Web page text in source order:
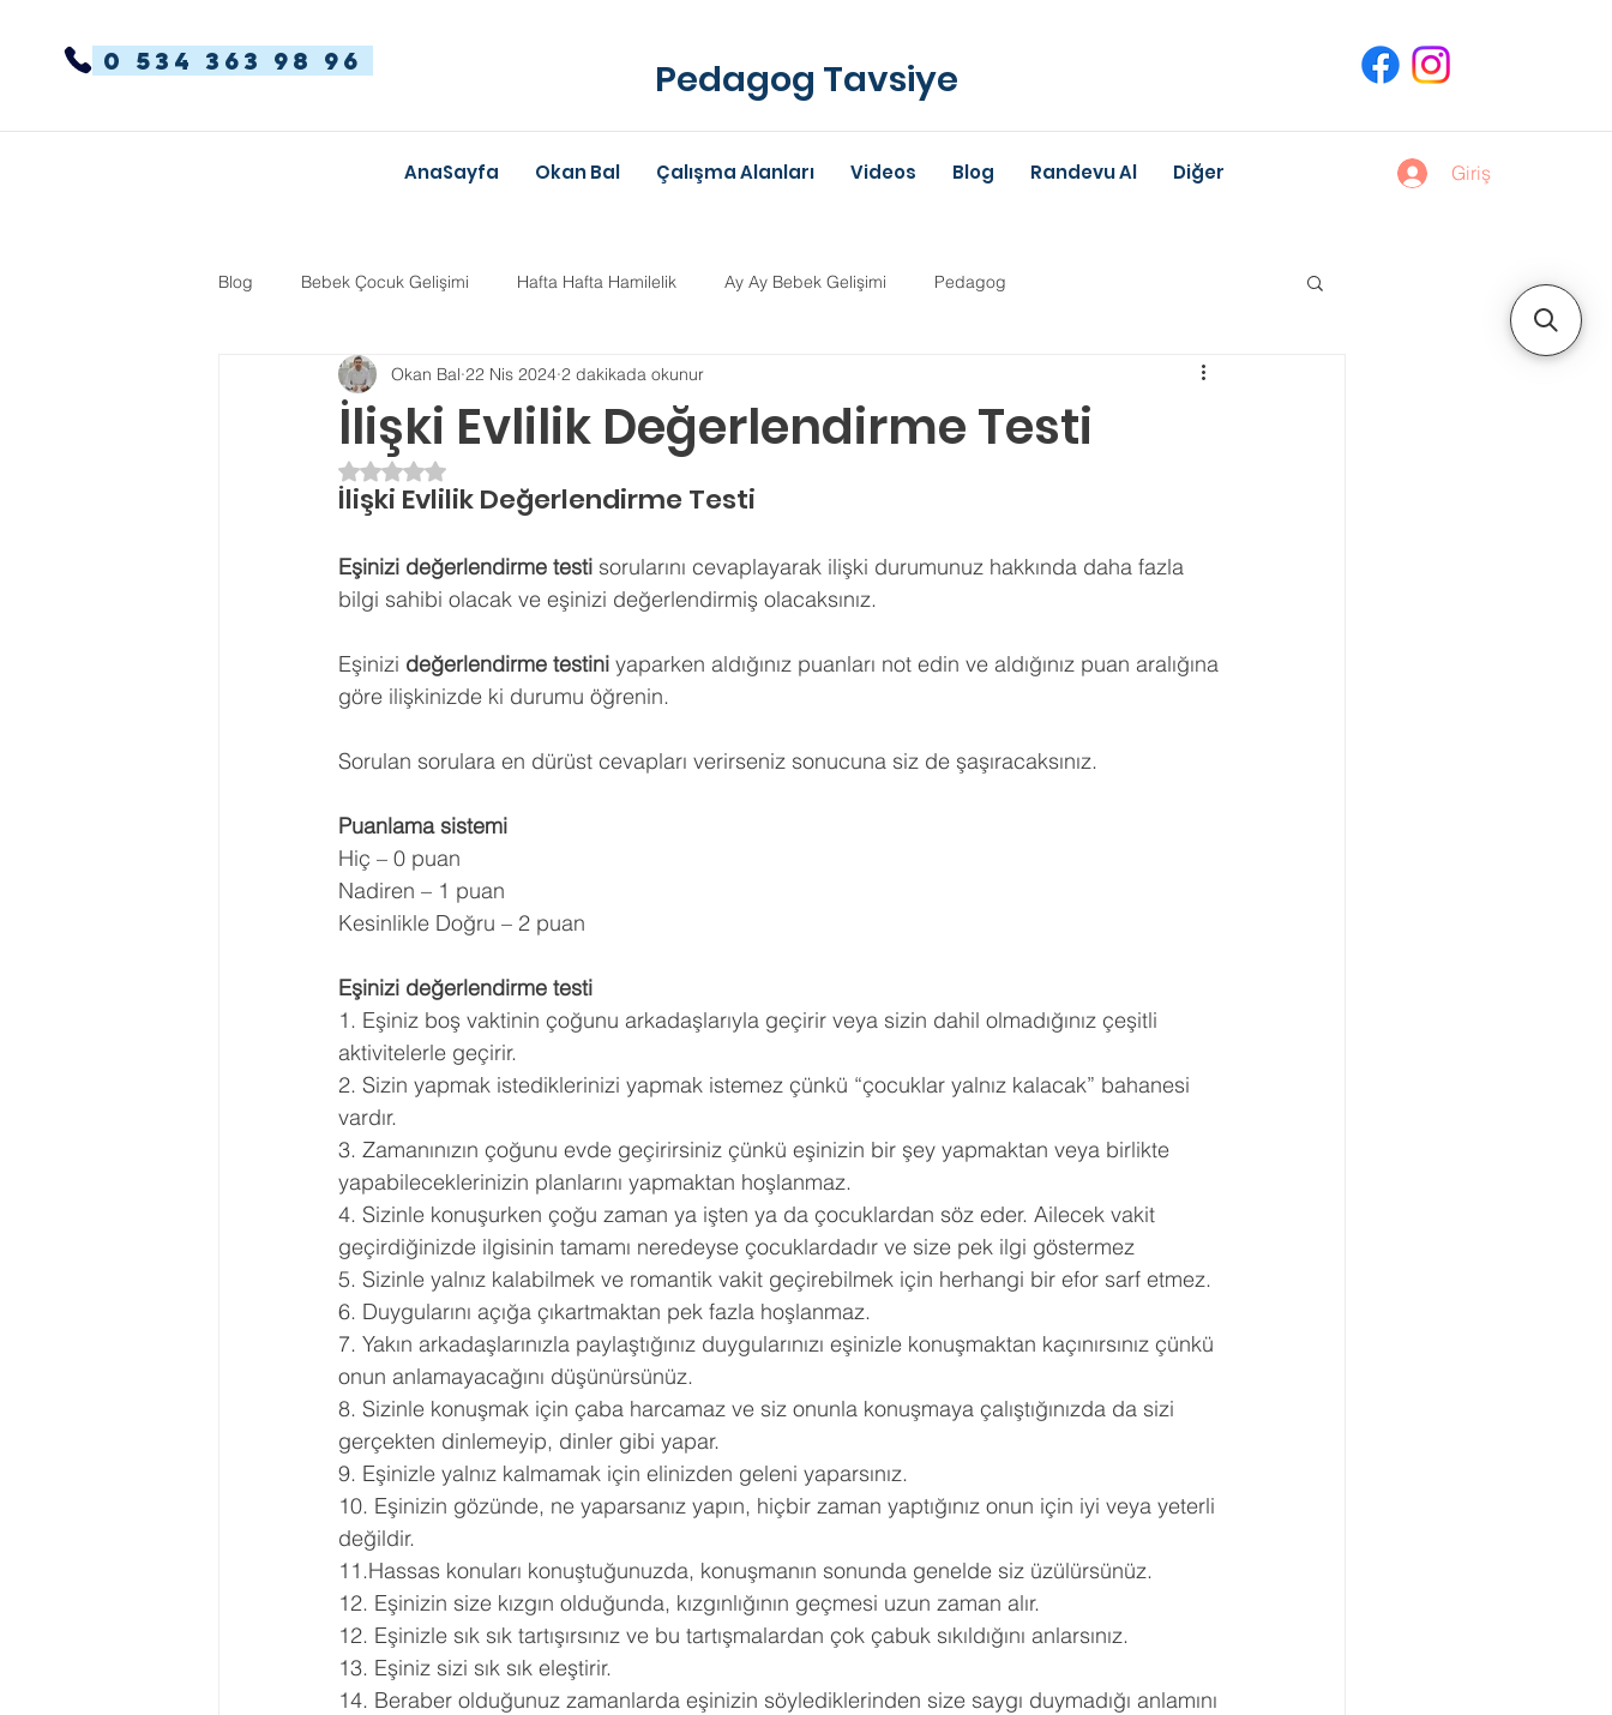
0 534 363 98 96 Pedagog Tavsiye
AnaSayfa Okan Bal Çalışma Alanları Videos Blog Randevu Al Diğer Giriş
Blog Bebek Çocuk Gelişimi Hafta Hafta Hamilelik Ay Ay Bebek Gelişimi Pedagog
Dikkat Dağınıklığı Hiperaktivite Anne-Baba Eğitimi
Kekemelik TYT-AYT
Ergenlik Danışmanlığı PDR Rehberlik Psikoloji Tercih Danışmanı Öğrenci Koçluğu Boşanma Danışmanlığı
Evlilik Terapisi
İlişki Evlilik Değerlendirme Testi
Okan Bal 22 Nis 2024 2 dakikada okunur
5 üzerinden NaN yıldız
İlişki Evlilik Değerlendirme Testi
Eşinizi değerlendirme testi sorularını cevaplayarak ilişki durumunuz hakkında daha fazla
bilgi sahibi olacak ve eşinizi değerlendirmiş olacaksınız.
Eşinizi değerlendirme testini yaparken aldığınız puanları not edin ve aldığınız puan aralığına
göre ilişkinizde ki durumu öğrenin.
Sorulan sorulara en dürüst cevapları verirseniz sonucuna siz de şaşıracaksınız.
Puanlama sistemi
Hiç – 0 puan
Nadiren – 1 puan
Kesinlikle Doğru – 2 puan
Eşinizi değerlendirme testi
1. Eşiniz boş vaktinin çoğunu arkadaşlarıyla geçirir veya sizin dahil olmadığınız çeşitli
aktivitelerle geçirir.
2. Sizin yapmak istediklerinizi yapmak istemez çünkü “çocuklar yalnız kalacak” bahanesi
vardır.
3. Zamanınızın çoğunu evde geçirirsiniz çünkü eşinizin bir şey yapmaktan veya birlikte
yapabileceklerinizin planlarını yapmaktan hoşlanmaz.
4. Sizinle konuşurken çoğu zaman ya işten ya da çocuklardan söz eder. Ailecek vakit
geçirdiğinizde ilgisinin tamamı neredeyse çocuklardadır ve size pek ilgi göstermez
5. Sizinle yalnız kalabilmek ve romantik vakit geçirebilmek için herhangi bir efor sarf etmez.
6. Duygularını açığa çıkartmaktan pek fazla hoşlanmaz.
7. Yakın arkadaşlarınızla paylaştığınız duygularınızı eşinizle konuşmaktan kaçınırsınız çünkü
onun anlamayacağını düşünürsünüz.
8. Sizinle konuşmak için çaba harcamaz ve siz onunla konuşmaya çalıştığınızda da sizi
gerçekten dinlemeyip, dinler gibi yapar.
9. Eşinizle yalnız kalmamak için elinizden geleni yaparsınız.
10. Eşinizin gözünde, ne yaparsanız yapın, hiçbir zaman yaptığınız onun için iyi veya yeterli
değildir.
11.Hassas konuları konuştuğunuzda, konuşmanın sonunda genelde siz üzülürsünüz.
12. Eşinizin size kızgın olduğunda, kızgınlığının geçmesi uzun zaman alır.
12. Eşinizle sık sık tartışırsınız ve bu tartışmalardan çok çabuk sıkıldığını anlarsınız.
13. Eşiniz sizi sık sık eleştirir.
14. Beraber olduğunuz zamanlarda eşinizin söylediklerinden size saygı duymadığı anlamını